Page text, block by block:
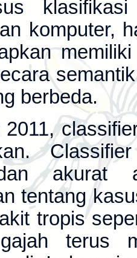
komputer,
berbeda.
2011,
akurat
tentang
tropis
terus